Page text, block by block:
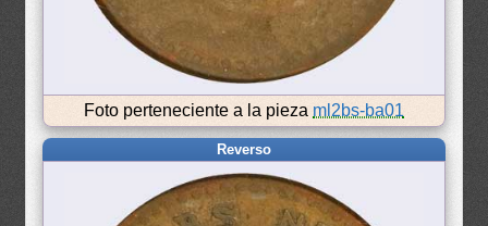
Foto perteneciente a la pieza ml2bs-ba01
Reverso